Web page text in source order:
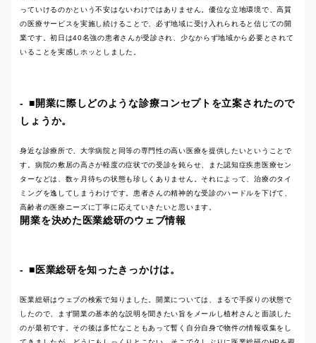
っていけるのかという不安はないわけではありません。優位な立地環境で、高質
の医療サービスを実施し続けることで、必ず地域に受け入れられると信じての開
業です。初日は40名強の患者さんが受診され、少なからず地域から必要とされて
いることを実感しホッとしました。
■開業に際しどのような診療コンセプトを立案されたので
しょうか。
身近な診療所で、大学病院と同等の専門性の高い医療を提供したいということで
す。病院の敷居の高さが軽度の症状での受診を鈍らせ、また認知症疾患医療セン
ターなどは、数ヶ月待ちの状態も珍しくありません。それによって、治療のタイ
ミングを逸してしまうわけです。患者さんの精神的な受診のハードルを下げて、
高齢者の医療ニーズに丁寧に応えていきたいと思います。
開業を決めた医業総研のウェブ情報
■医業総研を知ったきっかけは。
医業総研はウェブの検索で知りました。開業については、まるで手探りの状態で
したので、まず開業の基本的な説明を聞きたい旨をメールし植村さんと面談した
のが最初です。その後は多忙なこともあって暫く自分自身で物件の情報収集をし